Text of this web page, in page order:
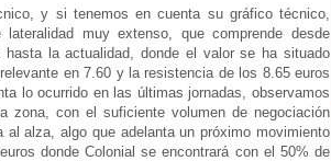
y si tenemos en cuenta su gráfico técnico,
muy extenso, que comprende desde
la actualidad, donde el valor se ha situado
en 7.60 y la resistencia de los 8.65 euros
lo ocurrido en las últimas jornadas, observamos
zona, con el suficiente volumen de negociación
al alza, algo que adelanta un próximo movimiento
donde Colonial se encontrará con el 50% de